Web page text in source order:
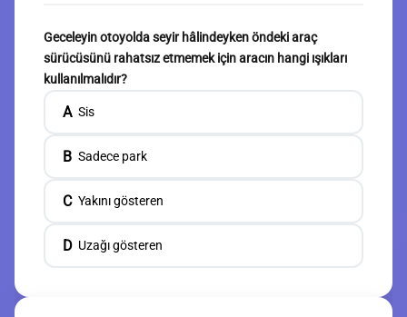
Geceleyin otoyolda seyir hâlindeyken öndeki araç
sürücüsünü rahatsız etmemek için aracın hangi ışıkları
kullanılmalıdır?
A Sis
B Sadece park
C Yakını gösteren
D Uzağı gösteren